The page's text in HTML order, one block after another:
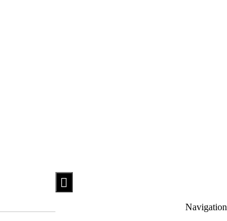
Navigation